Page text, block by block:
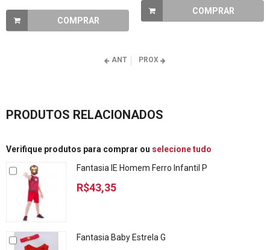
COMPRAR
COMPRAR
ANT PROX
PRODUTOS RELACIONADOS
Verifique produtos para comprar ou selecione tudo
Fantasia IE Homem Ferro Infantil P
R$43,35
Fantasia Baby Estrela G